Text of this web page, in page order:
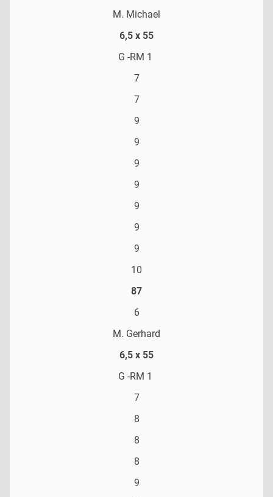
M. Michael
6,5 x 55
G -RM 1
7
7
9
9
9
9
9
9
9
10
87
6
M. Gerhard
6,5 x 55
G -RM 1
7
8
8
8
9